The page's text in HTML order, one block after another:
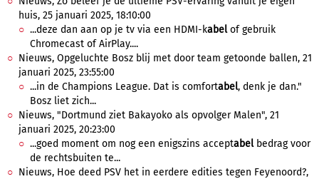
huis, 25 januari 2025, 18:10:00
...deze dan aan op je tv via een HDMI-kabelof gebruik
Chromecast of AirPlay....
Nieuws, Opgeluchte Bosz blij met door team getoonde ballen, 21
januari 2025, 23:55:00
...in de Champions League. Dat is comfortabel, denk je dan."
Bosz liet zich...
Nieuws, "Dortmund ziet Bakayoko als opvolger Malen", 21
januari 2025, 20:23:00
...goed moment om nog een enigszins acceptabelbedrag voor
de rechtsbuiten te...
Nieuws, Hoe deed PSV het in eerdere edities tegen Feyenoord?,